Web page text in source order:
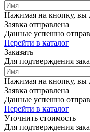
Нажимая на кнопку, вы
Заявка отправлена
Данные успешно
Перейти в каталог
Заказать
Для подтверждения
Нажимая на кнопку, вы
Заявка отправлена
Данные успешно
Перейти в каталог
Уточнить стоимость
Для подтверждения